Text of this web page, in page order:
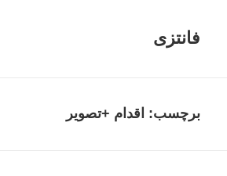
فانتزی
برچسب: اقدام +تصویر